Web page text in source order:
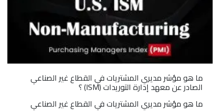
ما هو مؤشر مديري المشتريات في القطاع غير الصناعي
الصادر عن معهد إدارة التوريدات (ISM) ؟
ما هو مؤشر مديري المشتريات في القطاع غير الصناعي